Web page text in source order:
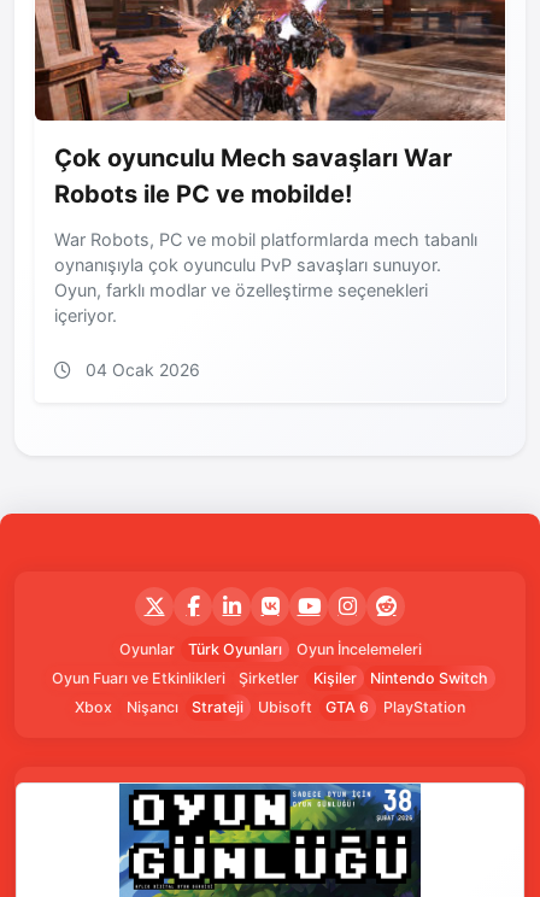
Çok oyunculu Mech savaşları War
Robots ile PC ve mobilde!
War Robots, PC ve mobil platformlarda mech tabanlı
oynanışıyla çok oyunculu PvP savaşları sunuyor.
Oyun, farklı modlar ve özelleştirme seçenekleri
içeriyor.
04 Ocak 2026
Oyunlar Türk Oyunları
Oyun İncelemeleri
Oyun Fuarı ve Etkinlikleri
Şirketler Kişiler
Nintendo Switch
Xbox
Nişancı Strateji Ubisoft GTA 6 PlayStation